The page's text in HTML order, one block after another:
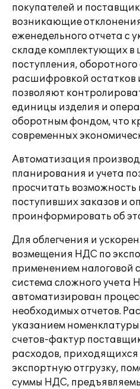
покупателей и
возникающие
еженедельного отчета с
складе комплектующих в
поступления,
расшифровкой остатков
позволяют
единицы изделия и
оборотным фондом, что
современных
Автоматизация
планирования и учета
просчитать возможность
поступивших заказов и
проинформировать об
Для облегчения и
возмещения НДС по
применением налоговой
система сложного учета
автоматизирован
необходимых отчетов.
указанием
счетов-фактур
расходов,
экспортную отгрузку,
суммы НДС,